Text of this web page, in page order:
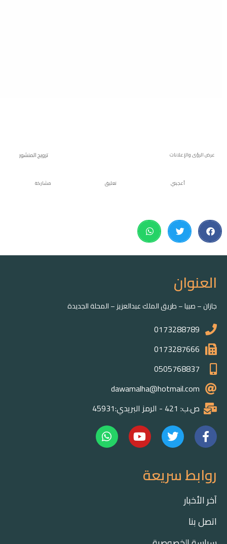
والإعلانات
– طريق الملك عبدالعزيز – المحلة الجديدة
البريدي:45931
سريعة